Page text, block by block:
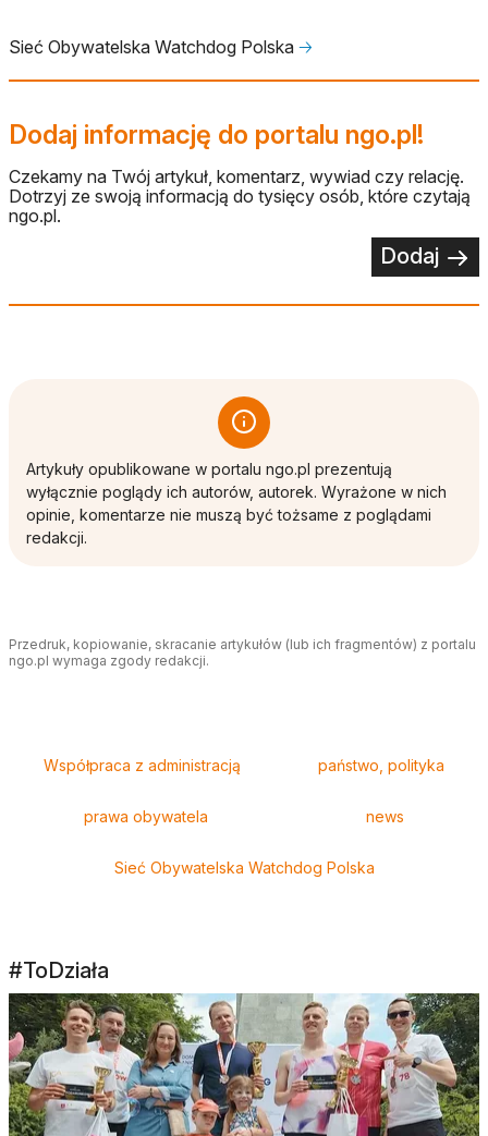
Sieć Obywatelska Watchdog Polska 🡢
Dodaj informację do portalu ngo.pl!
Czekamy na Twój artykuł, komentarz, wywiad czy relację.
Dotrzyj ze swoją informacją do tysięcy osób, które czytają
ngo.pl.
Dodaj
Artykuły opublikowane w portalu ngo.pl prezentują
wyłącznie poglądy ich autorów, autorek. Wyrażone w nich
opinie, komentarze nie muszą być tożsame z poglądami
redakcji.
Przedruk, kopiowanie, skracanie artykułów (lub ich fragmentów) z portalu
ngo.pl wymaga zgody redakcji.
Współpraca z administracją państwo, polityka
prawa obywatela news
Sieć Obywatelska Watchdog Polska
#ToDziała